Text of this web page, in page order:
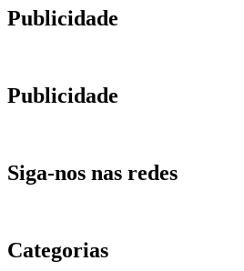
Publicidade
Publicidade
Siga-nos nas redes
Categorias